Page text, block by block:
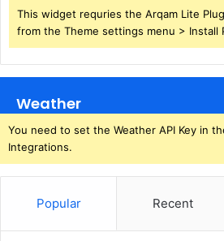
This widget requries the Arqam Lite
from the Theme settings menu > Install
Weather
You need to set the Weather API Key in
Integrations.
Popular Recent